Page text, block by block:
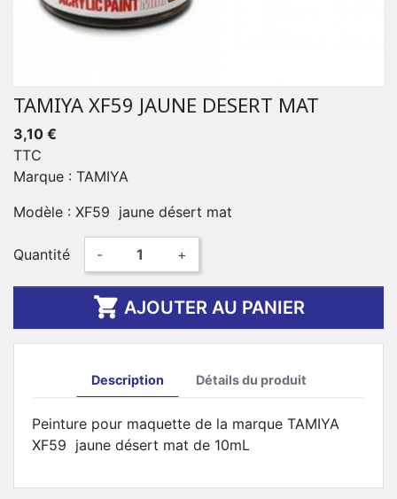
TAMIYA XF59 JAUNE DESERT MAT
3,10 €
TTC
Marque : TAMIYA
Modèle : XF59 jaune désert mat
Quantité - +
 AJOUTER AU PANIER
Description Détails du produit
Peinture pour maquette de la marque TAMIYA
XF59 jaune désert mat de 10mL